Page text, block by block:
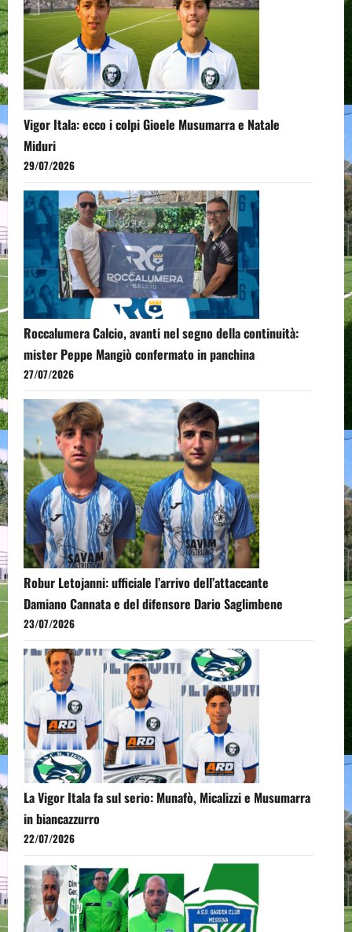
Vigor Itala: ecco i colpi Gioele Musumarra e Natale
Miduri
29/07/2026
Roccalumera Calcio, avanti nel segno della continuità:
mister Peppe Mangiò confermato in panchina
27/07/2026
Robur Letojanni: ufficiale l’arrivo dell’attaccante
Damiano Cannata e del difensore Dario Saglimbene
23/07/2026
La Vigor Itala fa sul serio: Munafò, Micalizzi e Musumarra
in biancazzurro
22/07/2026